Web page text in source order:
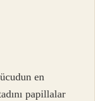
en
papillalar